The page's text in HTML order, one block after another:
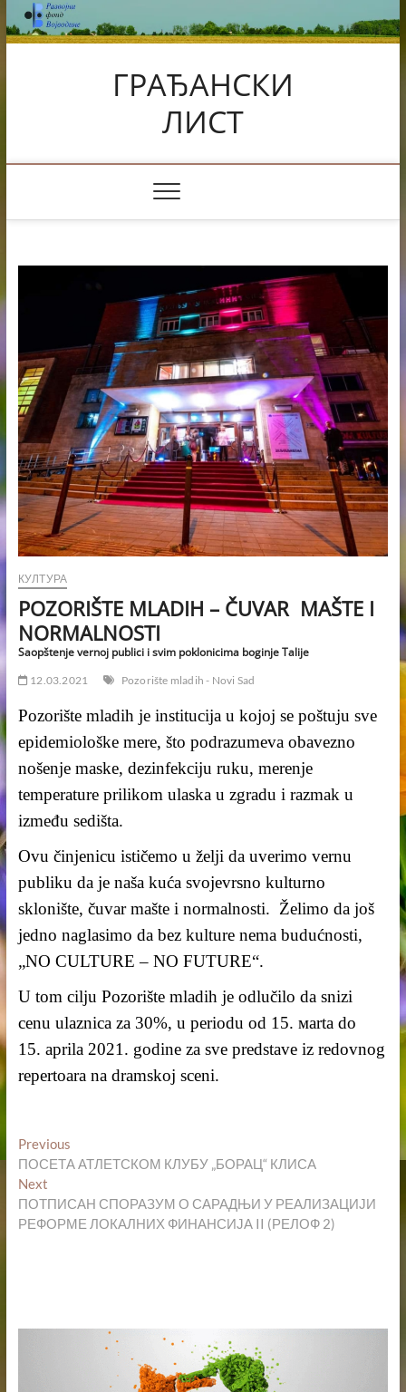
Skip
to
content
ГРАЂАНСКИ
ЛИСТ
КУЛТУРА
POZORIŠTE MLADIH – ČUVAR MAŠTE I
NORMALNOSTI
Saopštenje vernoj publici i svim poklonicima boginje Talije
12.03.2021 Pozorište mladih - Novi Sad
Pozorište mladih je institucija u kojoj se poštuju sve
epidemiološke mere, što podrazumeva obavezno
nošenje maske, dezinfekciju ruku, merenje
temperature prilikom ulaska u zgradu i razmak u
između sedišta.
Ovu činjenicu ističemo u želji da uverimo vernu
publiku da je naša kuća svojevrsno kulturno
sklonište, čuvar mašte i normalnosti. Želimo da još
jedno naglasimo da bez kulture nema budućnosti,
„NO CULTURE – NO FUTURE“.
U tom cilju Pozorište mladih je odlučilo da snizi
cenu ulaznica za 30%, u periodu od 15. мarta do
15. аprila 2021. godine za sve predstave iz redovnog
repertoara na dramskoj sceni.
Кретање
чланка
PreviousPrevious
post:
ПОСЕТА АТЛЕТСКОМ КЛУБУ „БОРАЦ“ КЛИСA
NextNext
post:
ПОТПИСАН СПОРАЗУМ О САРАДЊИ У РЕАЛИЗАЦИЈИ
РЕФОРМЕ ЛОКАЛНИХ ФИНАНСИЈА II (РЕЛОФ 2)